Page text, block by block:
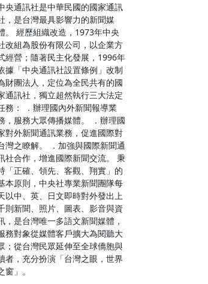
央通訊社是中華民國的國家通訊
，是台灣最具影響力的新聞媒
。 經歷組織改造，1973年中央
改組為股份有限公司，以企業方
經營；隨著民主化發展，1996年
據「中央通訊社設置條例」改制
財團法人，定位為全民共有的國
通訊社，獨立超然執行三大法定
務： ．辦理國內外新聞報導業
，服務大眾傳播媒體。 ．辦理國
對外新聞通訊業務，促進國際對
灣之瞭解。 ．加強與國際新聞通
社合作，增進國際新聞交流。 秉
「正確、領先、客觀、翔實」的
本原則，中央社專業新聞團隊每
以中、英、日文即時對外發出上
則新聞、照片、圖表、影音與資
，是台灣唯一多語文新聞媒體，
務對象從媒體客戶擴大為閱聽大
；從台灣民眾延伸至全球僑胞與
者，充分扮演「台灣之眼，世界
窗」。